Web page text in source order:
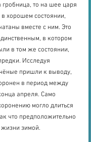
то на шее царя
хорошем состоянии,
вместе с ним. Это
в котором
в том же состоянии,
Исследуя
пришли к выводу,
в период между
апреля. Само
могло длиться
что предположительно
зимой.